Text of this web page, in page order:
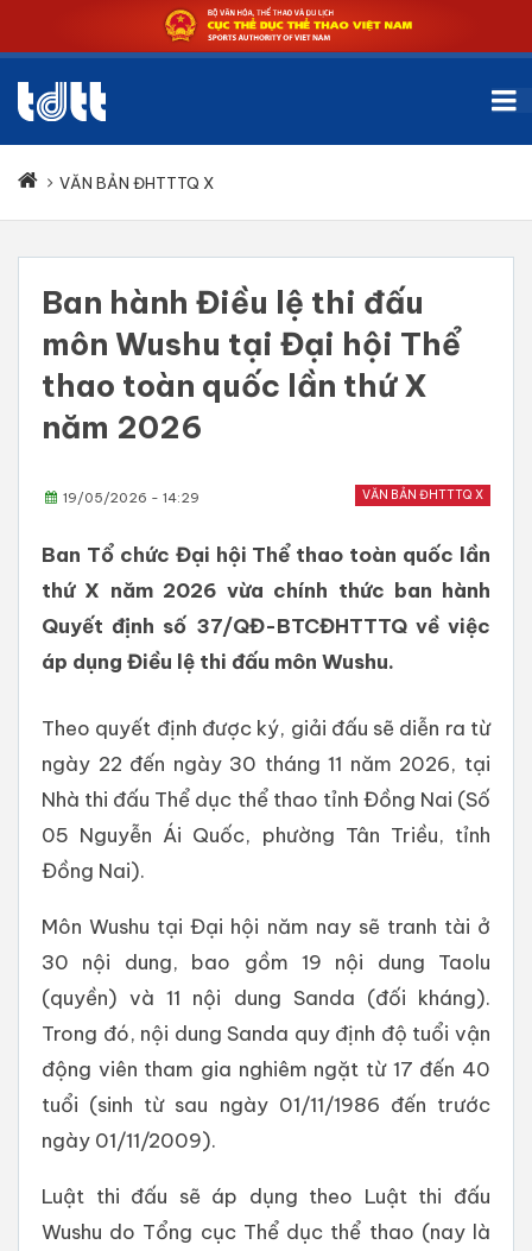
VĂN BẢN ĐHTTTQ X
Ban hành Điều lệ thi đấu
môn Wushu tại Đại hội Thể
thao toàn quốc lần thứ X
năm 2026
VĂN BẢN ĐHTTTQ X
19/05/2026 - 14:29
Ban Tổ chức Đại hội Thể thao toàn quốc lần
thứ X năm 2026 vừa chính thức ban hành
Quyết định số 37/QĐ-BTCĐHTTTQ về việc
áp dụng Điều lệ thi đấu môn Wushu.
Theo quyết định được ký, giải đấu sẽ diễn ra từ
ngày 22 đến ngày 30 tháng 11 năm 2026, tại
Nhà thi đấu Thể dục thể thao tỉnh Đồng Nai (Số
05 Nguyễn Ái Quốc, phường Tân Triều, tỉnh
Đồng Nai).
Môn Wushu tại Đại hội năm nay sẽ tranh tài ở
30 nội dung, bao gồm 19 nội dung Taolu
(quyền) và 11 nội dung Sanda (đối kháng).
Trong đó, nội dung Sanda quy định độ tuổi vận
động viên tham gia nghiêm ngặt từ 17 đến 40
tuổi (sinh từ sau ngày 01/11/1986 đến trước
ngày 01/11/2009).
Luật thi đấu sẽ áp dụng theo Luật thi đấu
Wushu do Tổng cục Thể dục thể thao (nay là